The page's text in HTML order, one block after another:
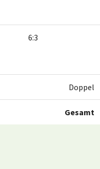
6:3
Doppel
Gesamt